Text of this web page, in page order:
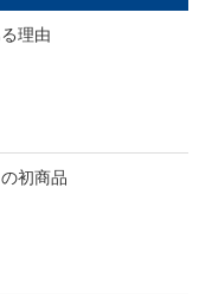
理由
初商品